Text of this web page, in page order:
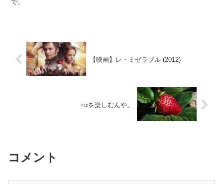
で。
【映画】レ・ミゼラブル (2012)
+αを楽しむんや。
コメント